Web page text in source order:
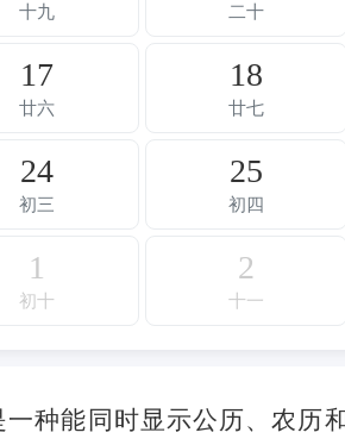
十九 二十
17
廿六
18
廿七
24
初三
25
初四
1
初十
2
十一
种能同时显示公历、农历